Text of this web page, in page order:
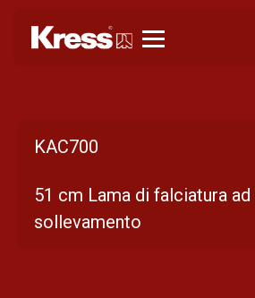
KAC700
51 cm Lama di falciatura
sollevamento